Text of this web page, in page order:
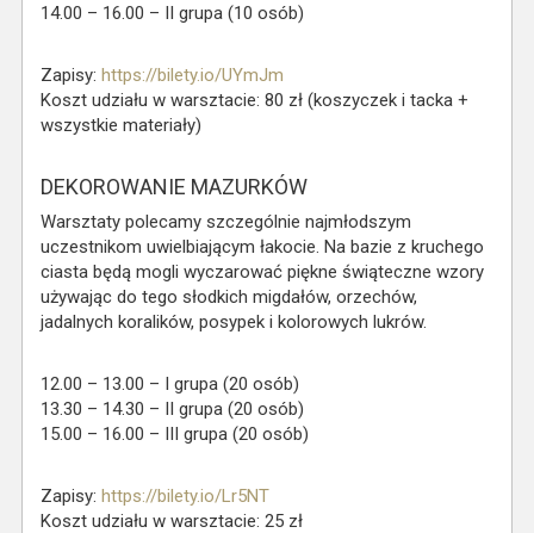
14.00 – 16.00 – II grupa (10 osób)
Zapisy: https://bilety.io/UYmJm
Koszt udziału w warsztacie: 80 zł (koszyczek i tacka +
wszystkie materiały)
DEKOROWANIE MAZURKÓW
Warsztaty polecamy szczególnie najmłodszym
uczestnikom uwielbiającym łakocie. Na bazie z kruchego
ciasta będą mogli wyczarować piękne świąteczne wzory
używając do tego słodkich migdałów, orzechów,
jadalnych koralików, posypek i kolorowych lukrów.
12.00 – 13.00 – I grupa (20 osób)
13.30 – 14.30 – II grupa (20 osób)
15.00 – 16.00 – III grupa (20 osób)
Zapisy: https://bilety.io/Lr5NT
Koszt udziału w warsztacie: 25 zł